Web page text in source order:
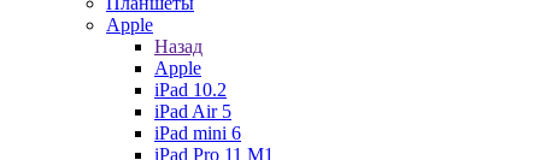
Apple
Назад
Apple
iPad 10.2
iPad Air 5
iPad mini 6
iPad Pro 11 M1